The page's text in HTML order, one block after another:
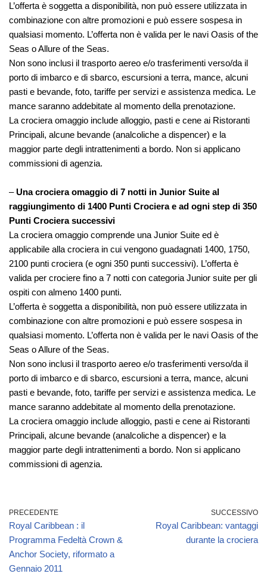
L’offerta è soggetta a disponibilità, non può essere utilizzata in
combinazione con altre promozioni e può essere sospesa in
qualsiasi momento. L’offerta non è valida per le navi Oasis of the
Seas o Allure of the Seas.
Non sono inclusi il trasporto aereo e/o trasferimenti verso/da il
porto di imbarco e di sbarco, escursioni a terra, mance, alcuni
pasti e bevande, foto, tariffe per servizi e assistenza medica. Le
mance saranno addebitate al momento della prenotazione.
La crociera omaggio include alloggio, pasti e cene ai Ristoranti
Principali, alcune bevande (analcoliche a dispencer) e la
maggior parte degli intrattenimenti a bordo. Non si applicano
commissioni di agenzia.
–Una crociera omaggio di 7 notti in Junior Suite al
raggiungimento di 1400 Punti Crociera e ad ogni step di 350
Punti Crociera successivi
La crociera omaggio comprende una Junior Suite ed è
applicabile alla crociera in cui vengono guadagnati 1400, 1750,
2100 punti crociera (e ogni 350 punti successivi). L’offerta è
valida per crociere fino a 7 notti con categoria Junior suite per gli
ospiti con almeno 1400 punti.
L’offerta è soggetta a disponibilità, non può essere utilizzata in
combinazione con altre promozioni e può essere sospesa in
qualsiasi momento. L’offerta non è valida per le navi Oasis of the
Seas o Allure of the Seas.
Non sono inclusi il trasporto aereo e/o trasferimenti verso/da il
porto di imbarco e di sbarco, escursioni a terra, mance, alcuni
pasti e bevande, foto, tariffe per servizi e assistenza medica. Le
mance saranno addebitate al momento della prenotazione.
La crociera omaggio include alloggio, pasti e cene ai Ristoranti
Principali, alcune bevande (analcoliche a dispencer) e la
maggior parte degli intrattenimenti a bordo. Non si applicano
commissioni di agenzia.
PRECEDENTE
Royal Caribbean : il
Programma Fedeltà Crown &
Anchor Society, riformato a
Gennaio 2011
SUCCESSIVO
Royal Caribbean: vantaggi
durante la crociera